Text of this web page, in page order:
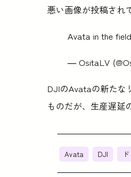
悪い画像が投稿され
Avata in the
— OsitaLV
DJIのAvataの新たな
ものだが、生産遅延
Avata DJI